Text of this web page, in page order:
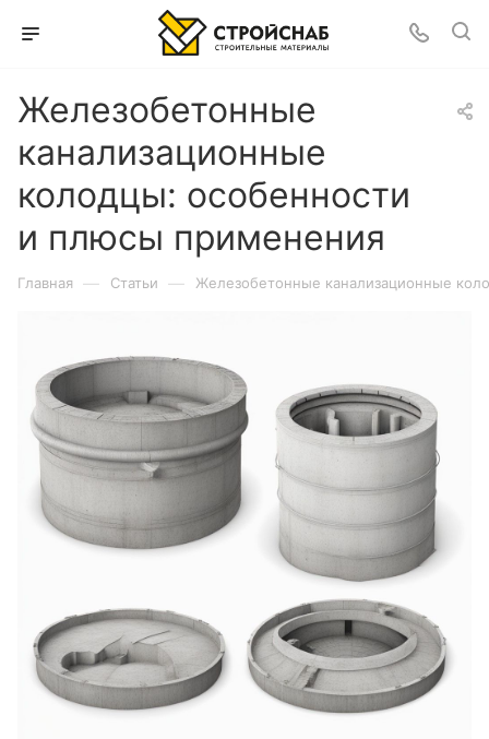
Железобетонные
канализационные
колодцы: особенности
и плюсы применения
Главная — Статьи — Железобетонные канализационные